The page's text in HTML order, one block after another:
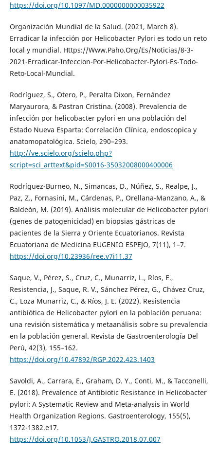
https://doi.org/10.1097/MD.0000000000035922
Organización Mundial de la Salud. (2021, March 8).
Erradicar la infección por Helicobacter Pylori es todo un reto
local y mundial. Https://Www.Paho.Org/Es/Noticias/8-3-
2021-Erradicar-Infeccion-Por-Helicobacter-Pylori-Es-Todo-
Reto-Local-Mundial.
Rodríguez, S., Otero, P., Peralta Dixon, Fernández
Maryaurora, & Pastran Cristina. (2008). Prevalencia de
infección por helicobacter pylori en una población del
Estado Nueva Esparta: Correlación Clínica, endoscopica y
anatomopatológica. Scielo, 290–293.
http://ve.scielo.org/scielo.php?
script=sci_arttext&pid=S0016-35032008000400006
Rodríguez-Burneo, N., Simancas, D., Núñez, S., Realpe, J.,
Paz, Z., Fornasini, M., Cárdenas, P., Orellana-Manzano, A., &
Baldeón, M. (2019). Análisis molecular de Helicobacter pylori
(genes de patogenicidad) en biopsias gástricas de
pacientes de la Sierra y Oriente Ecuatorianos. Revista
Ecuatoriana de Medicina EUGENIO ESPEJO, 7(11), 1–7.
https://doi.org/10.23936/ree.v7i11.37
Saque, V., Pérez, S., Cruz, C., Munarriz, L., Ríos, E.,
Resistencia, J., Saque, R. V., Sánchez Pérez, G., Chávez Cruz,
C., Loza Munarriz, C., & Ríos, J. E. (2022). Resistencia
antibiótica de Helicobacter pylori en la población peruana:
una revisión sistemática y metaanálisis sobre su prevalencia
en la población general. Revista de Gastroenterología Del
Perú, 42(3), 155–162.
https://doi.org/10.47892/RGP.2022.423.1403
Savoldi, A., Carrara, E., Graham, D. Y., Conti, M., & Tacconelli,
E. (2018). Prevalence of Antibiotic Resistance in Helicobacter
pylori: A Systematic Review and Meta-analysis in World
Health Organization Regions. Gastroenterology, 155(5),
1372-1382.e17.
https://doi.org/10.1053/J.GASTRO.2018.07.007